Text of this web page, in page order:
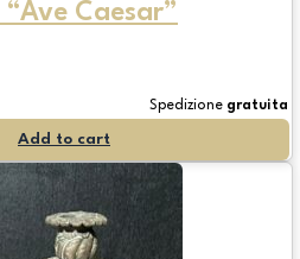
“Ave Caesar”
Spedizione gratuita
Add to cart